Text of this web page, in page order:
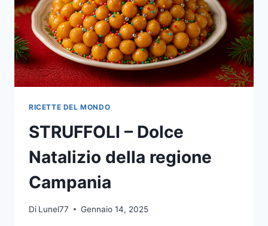
RICETTE DEL MONDO
STRUFFOLI – Dolce
Natalizio della regione
Campania
Di Lunel77 Gennaio 14, 2025